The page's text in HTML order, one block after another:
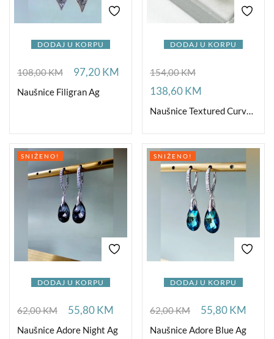
DODAJ U KORPU
108,00KM 97,20KM
Naušnice Filigran Ag
DODAJ U KORPU
154,00KM
138,60KM
Naušnice Textured Curved Ag
DODAJ U KORPU
SNIŽENO!
62,00KM 55,80KM
Naušnice Adore Night Ag
DODAJ U KORPU
SNIŽENO!
62,00KM 55,80KM
Naušnice Adore Blue Ag